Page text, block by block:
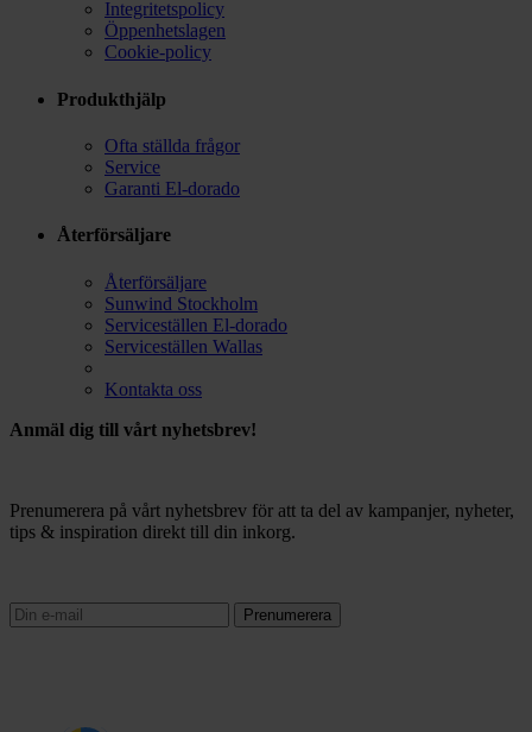
Integritetspolicy
Öppenhetslagen
Cookie-policy
Produkthjälp
Ofta ställda frågor
Service
Garanti El-dorado
Återförsäljare
Återförsäljare
Sunwind Stockholm
Serviceställen El-dorado
Serviceställen Wallas
Kontakta oss
Anmäl dig till vårt nyhetsbrev!
Prenumerera på vårt nyhetsbrev för att ta del av kampanjer, nyheter,
tips & inspiration direkt till din inkorg.
Prenumerera